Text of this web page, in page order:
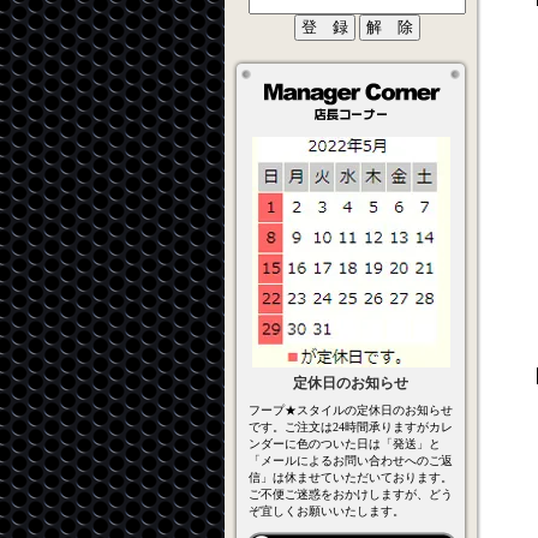
定休日のお知らせ
フープ★スタイルの定休日のお知らせ
です。ご注文は24時間承りますがカレ
ンダーに色のついた日は「発送」と
「メールによるお問い合わせへのご返
信」は休ませていただいております。
ご不便ご迷惑をおかけしますが、どう
ぞ宜しくお願いいたします。